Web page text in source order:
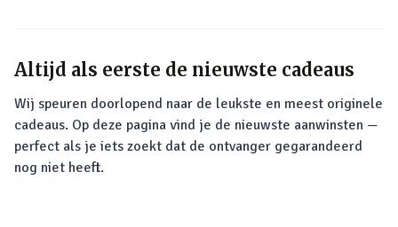
Altijd als eerste de nieuwste cadeaus
Wij speuren doorlopend naar de leukste en meest originele
cadeaus. Op deze pagina vind je de nieuwste aanwinsten —
perfect als je iets zoekt dat de ontvanger gegarandeerd
nog niet heeft.